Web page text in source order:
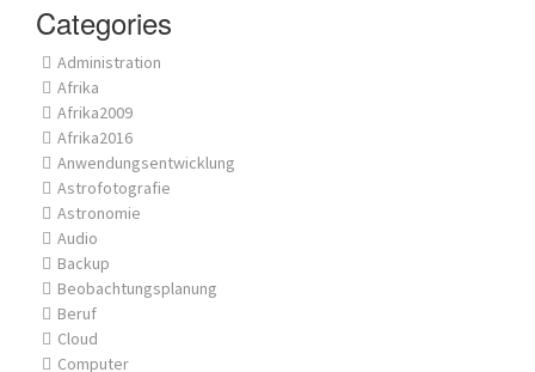
Categories
Administration
Afrika
Afrika2009
Afrika2016
Anwendungsentwicklung
Astrofotografie
Astronomie
Audio
Backup
Beobachtungsplanung
Beruf
Cloud
Computer